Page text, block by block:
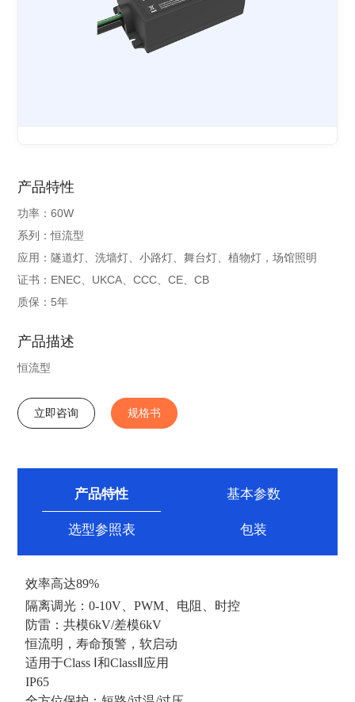
产品特性
功率：60W
系列：恒流型
应用：隧道灯、洗墙灯、小路灯、舞台灯、植物灯，场馆照明
证书：ENEC、UKCA、CCC、CE、CB
质保：5年
产品描述
恒流型
立即咨询 规格书
产品特性 基本参数
选型参照表 包装
效率高达89%
隔离调光：0-10V、PWM、电阻、时控
防雷：共模6kV/差模6kV
恒流明，寿命预警，软启动
适用于Class Ⅰ和ClassⅡ应用
IP65